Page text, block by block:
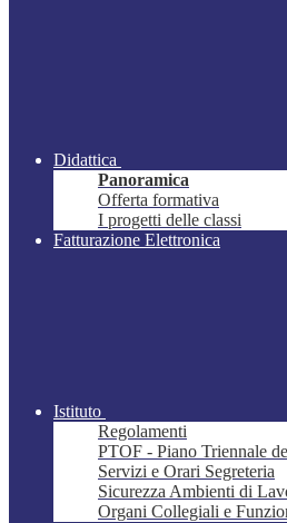
Didattica
Panoramica
Offerta formativa
I progetti delle classi
Fatturazione Elettronica
Istituto
Regolamenti
PTOF - Piano Triennale
Servizi e Orari Segreteria
Sicurezza Ambienti di
Organi Collegiali e